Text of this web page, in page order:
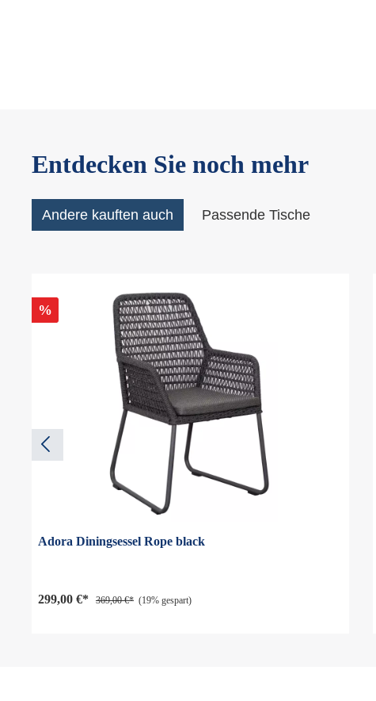
Entdecken Sie noch mehr
Andere kauften auch Passende Tische
%
Adora Diningsessel Rope black
299,00 €* 369,00 €* (19% gespart)